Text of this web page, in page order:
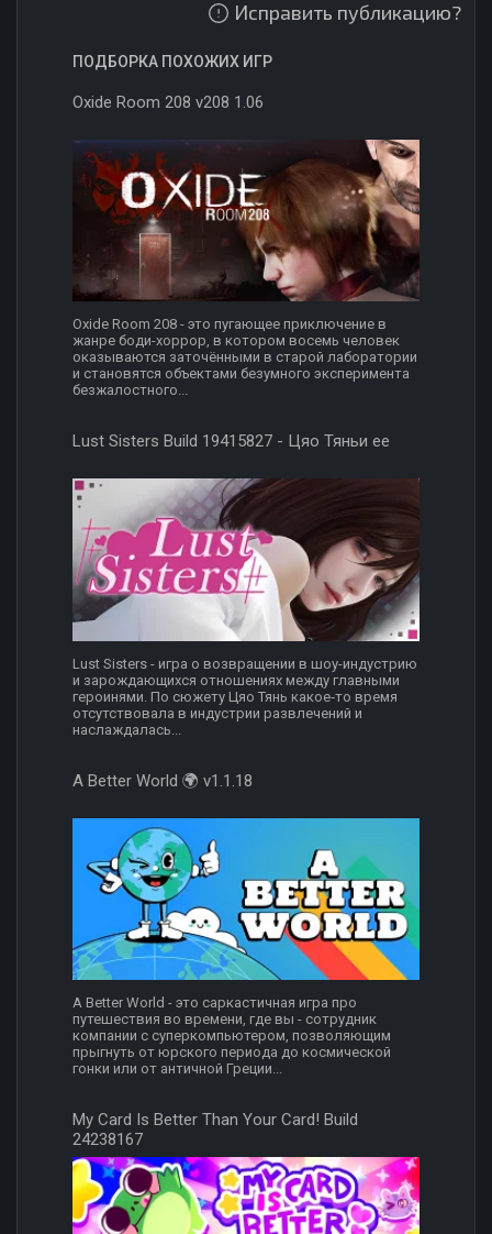
Исправить публикацию?
ПОДБОРКА ПОХОЖИХ ИГР
Oxide Room 208 v208 1.06
Oxide Room 208 - это пугающее приключение в
жанре боди-хоррор, в котором восемь человек
оказываются заточёнными в старой лаборатории
и становятся объектами безумного эксперимента
безжалостного...
Lust Sisters Build 19415827 - Цяо Тяньи ее
Lust Sisters - игра о возвращении в шоу-индустрию
и зарождающихся отношениях между главными
героинями. По сюжету Цяо Тянь какое‑то время
отсутствовала в индустрии развлечений и
наслаждалась...
A Better World 🌍 v1.1.18
A Better World - это саркастичная игра про
путешествия во времени, где вы - сотрудник
компании с суперкомпьютером, позволяющим
прыгнуть от юрского периода до космической
гонки или от античной Греции...
My Card Is Better Than Your Card! Build
24238167